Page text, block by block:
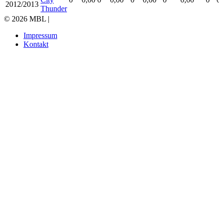
2012/2013
Thunder
© 2026 MBL |
Impressum
Kontakt